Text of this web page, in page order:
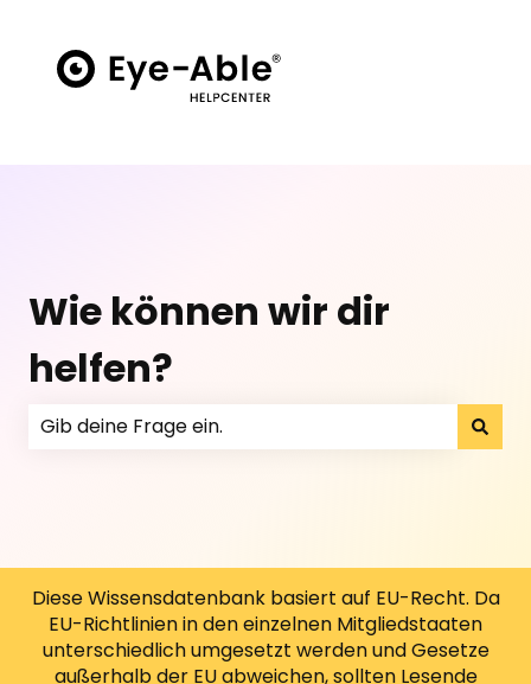
Wie können wir dir
helfen?
Diese Wissensdatenbank basiert auf EU-Recht. Da
EU-Richtlinien in den einzelnen Mitgliedstaaten
unterschiedlich umgesetzt werden und Gesetze
außerhalb der EU abweichen, sollten Lesende